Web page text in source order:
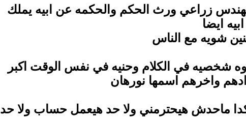
مهندس زراعي ورث الحكم والحكمه عن ابيه يملك
ايضا
شويه مع الناس
شخصيه في الكلام وحنيه في نفس الوقت اكبر
ادهم واخرهم اسمها نورهان
ماحدش هيحترمني ولا حد هيعمل حساب ولا حد